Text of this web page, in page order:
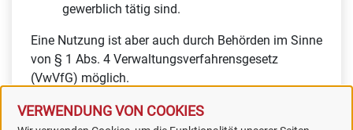
VERWENDUNG VON COOKIES
gewerblich tätig sind.
Eine Nutzung ist aber auch durch Behörden im Sinne
von § 1 Abs. 4 Verwaltungsverfahrensgesetz
(VwVfG) möglich.